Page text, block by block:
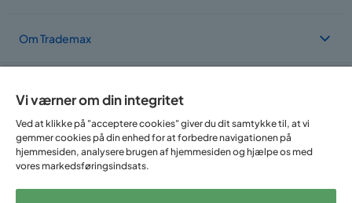
Om Trademax
Vi findes i flere forskellige lande
Vi værner om din integritet
Ved at klikke på "acceptere cookies" giver du dit samtykke til, at vi
gemmer cookies på din enhed for at forbedre navigationen på
hjemmesiden, analysere brugen af hjemmesiden og hjælpe os med
vores markedsføringsindsats.